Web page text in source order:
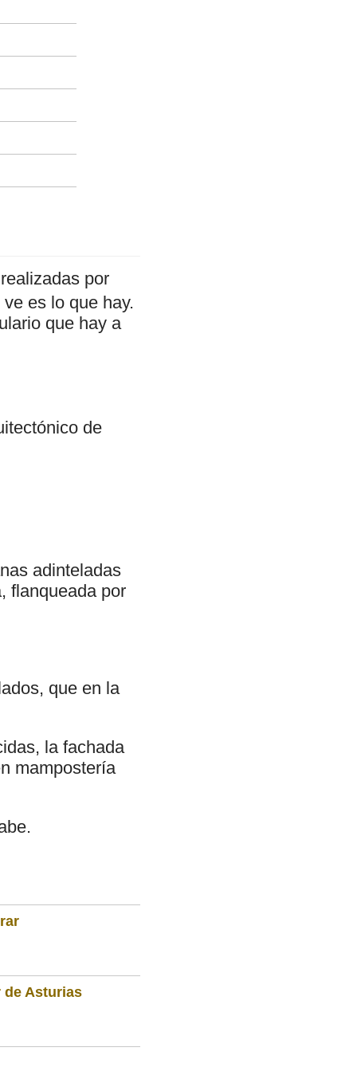
por
es lo que hay.
que hay a
de
adinteladas
flanqueada por
que en la
la fachada
mampostería
de Asturias